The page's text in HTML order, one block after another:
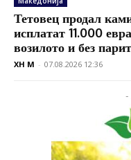
Тетовец продал
исплатат 11.000
возилото и без
XH M - 07.08.2026 12:36
-